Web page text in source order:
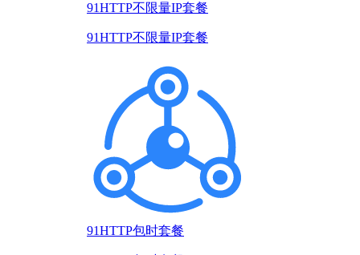
91HTTP不限量IP套餐
91HTTP不限量IP套餐
91HTTP包时套餐